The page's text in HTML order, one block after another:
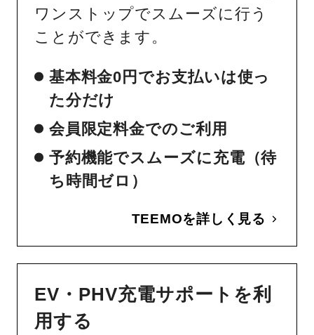
ワンストップでスムーズに行う
ことができます。
基本料金0円でお支払いは使っ
た分だけ
会員限定料金でのご利用
予約機能でスムーズに充電（待
ち時間ゼロ）
TEEMOを詳しく見る
EV・PHV充電サポートを利
用する